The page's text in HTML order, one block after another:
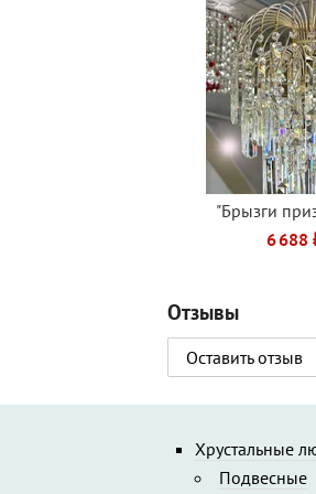
"Брызги
6 688
Отзывы
Оставить отзыв
Хрустальные
Подвесные